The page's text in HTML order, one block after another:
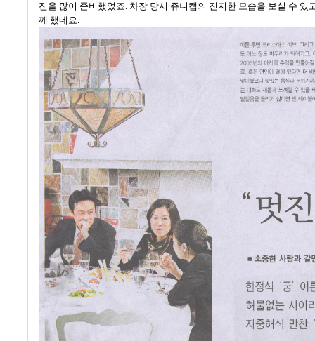
진을 많이 준비했었죠. 차장 당시 쥬니캡의 진지한 모습을 보실 수 있
께 했네요.